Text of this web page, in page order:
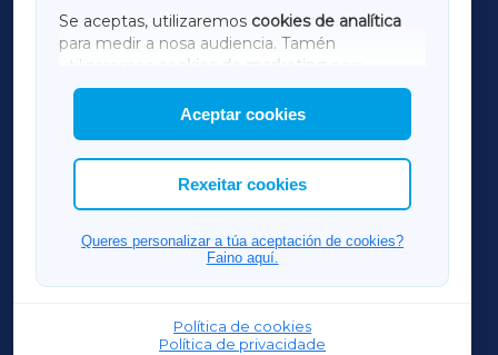
Se aceptas, utilizaremos cookies de analítica
para medir a nosa audiencia. Tamén
utilizaremos
cookies de marketing
mostrar publicidade de terceiros.
Así mesmo, podes personalizar a elección das
cookies que desexas permitir.
Aceptar cookies
Rexeitar cookies
Queres personalizar a túa aceptación de cookies?
Faino aquí.
Política de cookies
Política de privacidade
AMARIÑAXA
RIBEIRASACRAXA
ACORUÑAXA
FERROLXA
OURENSEXA